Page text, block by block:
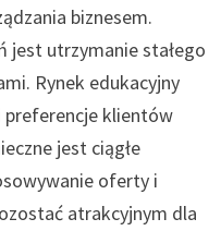
biznesem.
jest utrzymanie stałego
Rynek edukacyjny
preferencje klientów
jest ciągłe
oferty i
atrakcyjnym dla